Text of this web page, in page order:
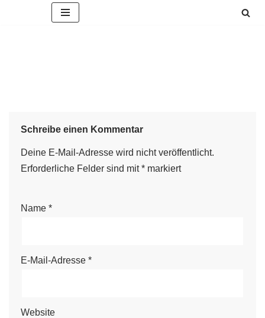
Schreibe einen Kommentar
Deine E-Mail-Adresse wird nicht veröffentlicht.
Erforderliche Felder sind mit* markiert
Name *
E-Mail-Adresse *
Website